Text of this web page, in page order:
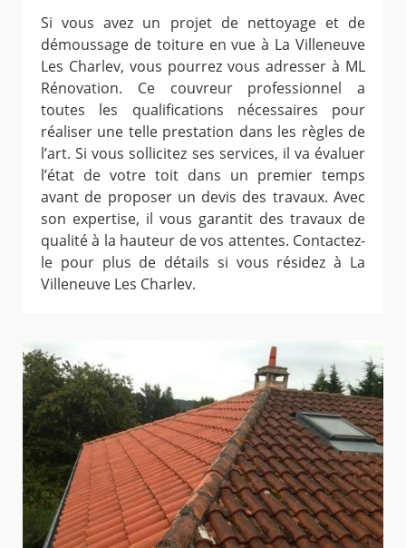
Si vous avez un projet de nettoyage et de
démoussage de toiture en vue à La Villeneuve
Les Charlev, vous pourrez vous adresser à ML
Rénovation. Ce couvreur professionnel a
toutes les qualifications nécessaires pour
réaliser une telle prestation dans les règles de
l’art. Si vous sollicitez ses services, il va évaluer
l’état de votre toit dans un premier temps
avant de proposer un devis des travaux. Avec
son expertise, il vous garantit des travaux de
qualité à la hauteur de vos attentes. Contactez-
le pour plus de détails si vous résidez à La
Villeneuve Les Charlev.